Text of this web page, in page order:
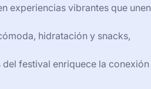
experiencias vibrantes que unen
hidratación y snacks,
festival enriquece la conexión